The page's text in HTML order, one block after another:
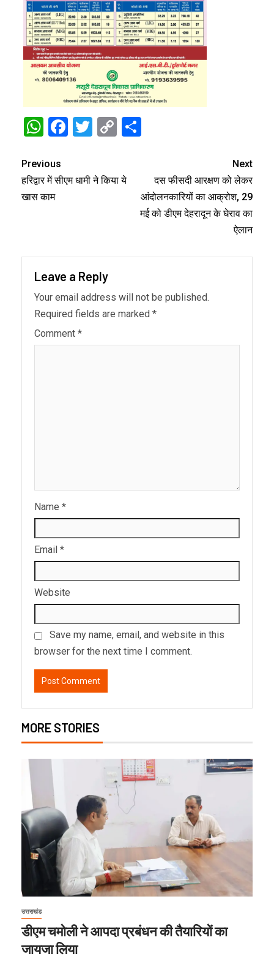
WhatsApp
Facebook
Twitter
Copy
Previous
हरिद्वार में सीएम धामी ने किया ये
खास काम
Next
दस फीसदी आरक्षण को लेकर
आंदोलनकारियों का आक्रोश, 29
मई को डीएम देहरादून के घेराव का
ऐलान
Leave a Reply
Your email address will not be published.
Required fields are marked *
Comment *
Name *
Email *
Website
Save my name, email, and website in this
browser for the next time I comment.
MORE STORIES
उत्तराखंड
डीएम चमोली ने आपदा प्रबंधन की तैयारियों का
जायजा लिया